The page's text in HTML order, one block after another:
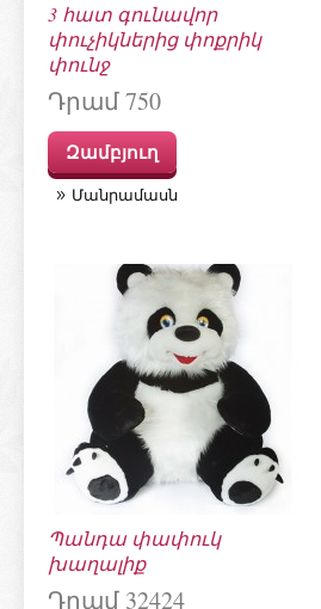
3 հատ գունավոր
փուչիկներից փոքրիկ
փունջ
Դրամ 750
Զամբյուղ
Մանրամասն
Պանդա փափուկ
խաղալիք
Դրամ 32424